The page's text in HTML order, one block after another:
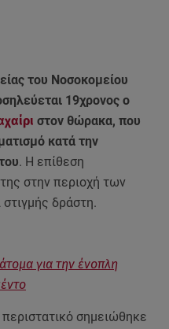
του Νοσοκομείου
19χρονος ο
στον θώρακα, που
κατά την
. Η επίθεση
στην περιοχή των
δράστη.
για την ένοπλη
σημειώθηκε